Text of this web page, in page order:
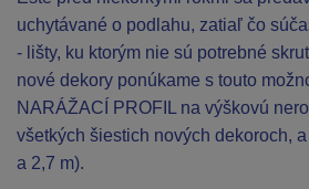
uchytávané o podlahu, zatiaľ čo
- lišty, ku ktorým nie sú potrebné
nové dekory ponúkame s touto
NARÁŽACÍ PROFIL na výškovú
všetkých šiestich nových dekoroch,
a 2,7 m).